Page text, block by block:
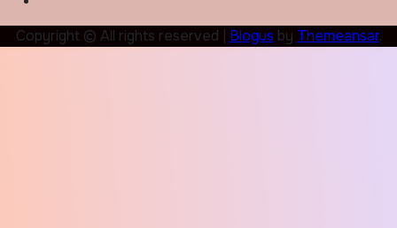
Copyright © All rights reserved Blogus by Themeansar.